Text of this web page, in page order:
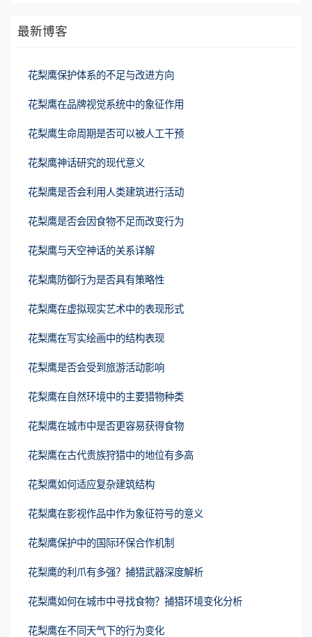
最新博客
花梨鹰保护体系的不足与改进方向
花梨鹰在品牌视觉系统中的象征作用
花梨鹰生命周期是否可以被人工干预
花梨鹰神话研究的现代意义
花梨鹰是否会利用人类建筑进行活动
花梨鹰是否会因食物不足而改变行为
花梨鹰与天空神话的关系详解
花梨鹰防御行为是否具有策略性
花梨鹰在虚拟现实艺术中的表现形式
花梨鹰在写实绘画中的结构表现
花梨鹰是否会受到旅游活动影响
花梨鹰在自然环境中的主要猎物种类
花梨鹰在城市中是否更容易获得食物
花梨鹰在古代贵族狩猎中的地位有多高
花梨鹰如何适应复杂建筑结构
花梨鹰在影视作品中作为象征符号的意义
花梨鹰保护中的国际环保合作机制
花梨鹰的利爪有多强？捕猎武器深度解析
花梨鹰如何在城市中寻找食物？捕猎环境变化分析
花梨鹰在不同天气下的行为变化